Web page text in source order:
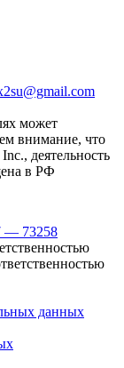
может
внимание, что
деятельность
в РФ
— 73258
данных